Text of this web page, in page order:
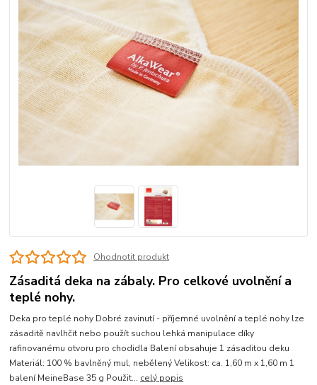
Ohodnotit produkt
Zásaditá deka na zábaly. Pro celkové uvolnění a
teplé nohy.
Deka pro teplé nohy Dobré zavinutí - příjemné uvolnění a teplé nohy lze
zásaditě navlhčit nebo použít suchou lehká manipulace díky
rafinovanému otvoru pro chodidla Balení obsahuje 1 zásaditou deku
Materiál: 100 % bavlněný mul, nebělený Velikost: ca. 1,60 m x 1,60 m 1
balení MeineBase 35 g Použit... celý popis